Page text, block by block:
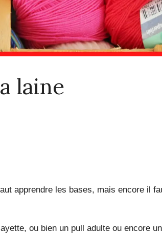
laine
apprendre les bases, mais encore il
ou bien un pull adulte ou encore